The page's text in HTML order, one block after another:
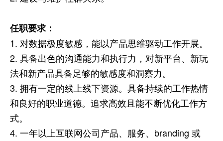
任职要求：
1. 对数据极度敏感，能以产品思维驱动工作开展。
2. 具备出色的沟通能力和执行力，对新平台、新玩
法和新产品具备足够的敏感度和洞察力。
3. 拥有一定的线上线下资源。具备持续的工作热情
和良好的职业道德。追求高效且能不断优化工作方
式。
4. 一年以上互联网公司产品、服务、branding 或